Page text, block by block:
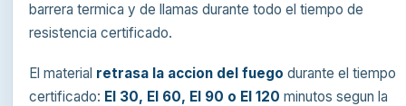
barrera termica y de llamas durante todo el tiempo de
resistencia certificado.
El material retrasa la accion del fuego durante el tiempo
certificado: EI 30, EI 60, EI 90 o EI 120 minutos segun la